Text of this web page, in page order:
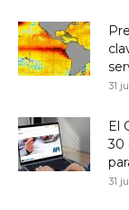
31
El
30
31